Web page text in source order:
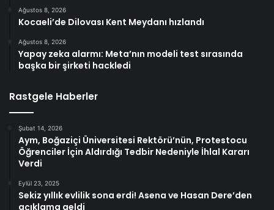
Ağustos 8, 2026
Kocaeli’de Dilovası Kent Meydanı hızlandı
Ağustos 8, 2026
Yapay zeka alarmı: Meta’nın modeli test sırasında
başka bir şirketi hackledi
Rastgele Haberler
Şubat 14, 2026
Aym, Boğaziçi Üniversitesi Rektörü’nün, Protestocu
Öğrenciler İçin Aldırdığı Tedbir Nedeniyle İhlal Kararı
Verdi
Eylül 23, 2025
Sekiz yıllık evlilik sona erdi! Asena ve Hasan Dere’den
açıklama geldi